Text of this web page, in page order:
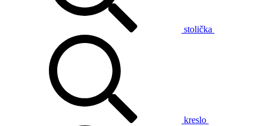
stolička
kreslo